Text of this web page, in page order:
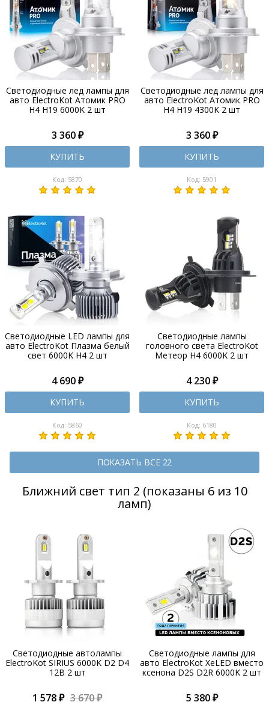
Светодиодные лед лампы для
авто ElectroKot Атомик PRO
H4 H19 6000K 2 шт
3 360 ₽
КУПИТЬ
Код: 5870
Светодиодные лед лампы для
авто ElectroKot Атомик PRO
H4 H19 4300K 2 шт
3 360 ₽
КУПИТЬ
Код: 5901
Светодиодные LED лампы для
авто ElectroKot Плазма белый
свет 6000K H4 2 шт
4 690 ₽
КУПИТЬ
Код: 5860
Светодиодные лампы
головного света ElectroKot
Метеор H4 6000K 2 шт
4 230 ₽
КУПИТЬ
Код: 6180
ПОКАЗАТЬ ВСЕ 22
Ближний свет тип 2 (показаны 6 из 10
ламп)
Светодиодные автолампы
ElectroKot SIRIUS 6000K D2 D4
12В 2 шт
1 578 ₽ 3 670 ₽
Светодиодные лампы для
авто ElectroKot XeLED вместо
ксенона D2S D2R 6000K 2 шт
5 380 ₽